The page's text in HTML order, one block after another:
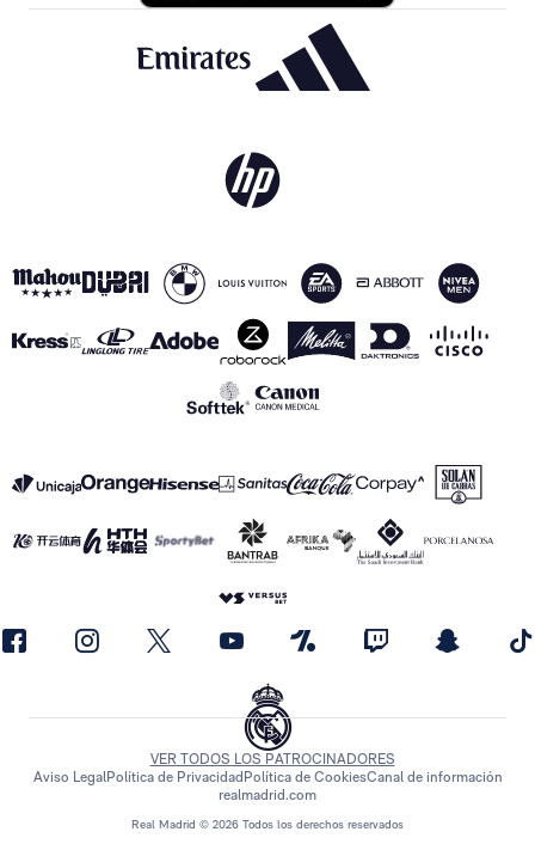
Real Madrid © 2026 Todos los derechos reservados
VER TODOS LOS PATROCINADORES
Aviso LegalPolítica de Privacidad Política de CookiesCanal de información
realmadrid.com